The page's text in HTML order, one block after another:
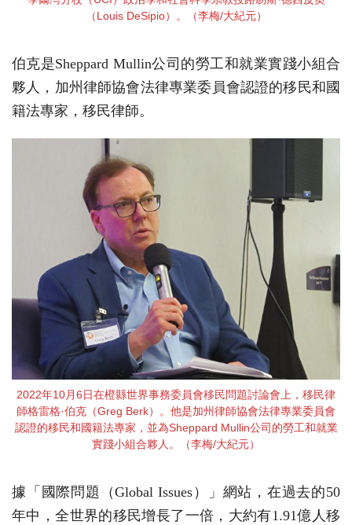
（Louis DeSipio）。（李梅/大紀元）
伯克是Sheppard Mullin公司的勞工和就業實踐小組合
夥人，加州律師協會法律專業委員會認證的移民和國
籍法專家，移民律師。
2022年10月6日在橙縣世界事務委員會移民問題討論會上，移民律
師格雷格·伯克（Greg Berk）。他是加州律師協會法律專業委員會
認證的移民和國籍法專家，並為Sheppard Mullin公司的勞工和就業
實踐小組合夥人。（李梅/大紀元）
據「國際問題（Global Issues）」網站，在過去的50
年中，全世界的移民增長了一倍，大約有1.91億人移